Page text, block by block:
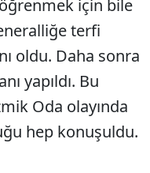
için bile
terfi
oldu. Daha sonra
yapıldı. Bu
Oda olayında
hep konuşuldu.